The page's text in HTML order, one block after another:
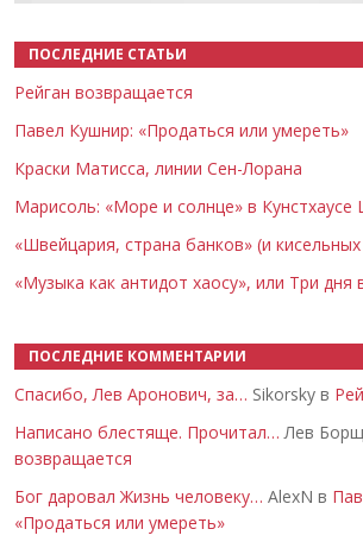
ПОСЛЕДНИЕ СТАТЬИ
Рейган возвращается
Павел Кушнир: «Продаться или умереть»
Краски Матисса, линии Сен-Лорана
Марисоль: «Море и солнце» в Кунстхаусе
«Швейцария, страна банков» (и
«Музыка как антидот хаосу», или Три дня
ПОСЛЕДНИЕ КОММЕНТАРИИ
Спасибо, Лев Аронович, за… Sikorsky в
Написано блестяще. Прочитал… Лев
возвращается
Бог даровал Жизнь человеку… AlexN в
«Продаться или умереть»